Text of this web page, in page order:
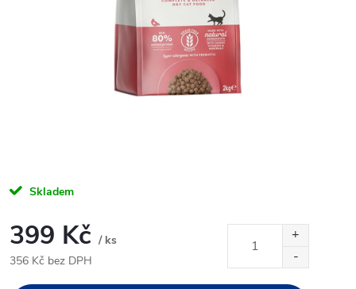
Skladem
399 Kč / ks
356 Kč bez DPH